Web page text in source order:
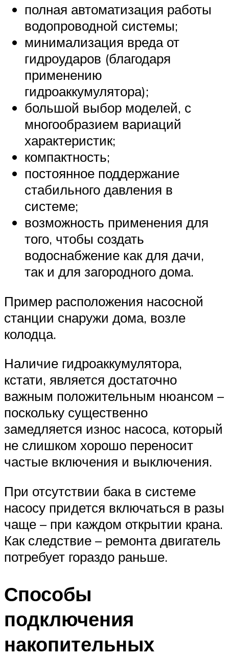
полная автоматизация работы
водопроводной системы;
минимализация вреда от
гидроударов (благодаря
применению
гидроаккумулятора);
большой выбор моделей, с
многообразием вариаций
характеристик;
компактность;
постоянное поддержание
стабильного давления в
системе;
возможность применения для
того, чтобы создать
водоснабжение как для дачи,
так и для загородного дома.
Пример расположения насосной
станции снаружи дома, возле
колодца.
Наличие гидроаккумулятора,
кстати, является достаточно
важным положительным нюансом –
поскольку существенно
замедляется износ насоса, который
не слишком хорошо переносит
частые включения и выключения.
При отсутствии бака в системе
насосу придется включаться в разы
чаще – при каждом открытии крана.
Как следствие – ремонта двигатель
потребует гораздо раньше.
Способы
подключения
накопительных